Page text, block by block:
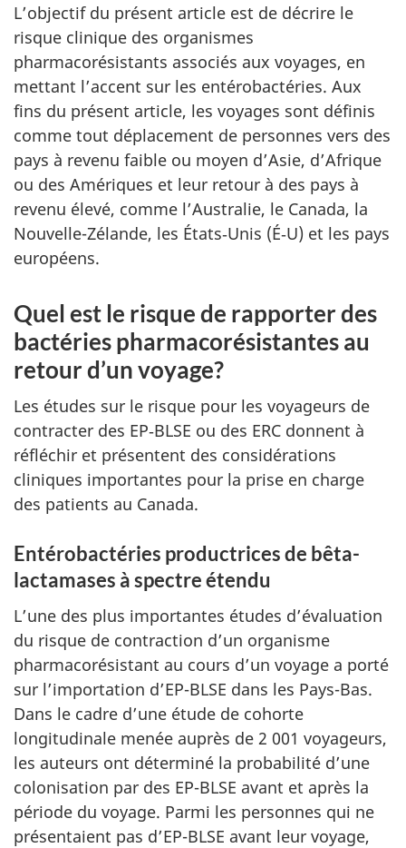
L’objectif du présent article est de décrire le
risque clinique des organismes
pharmacorésistants associés aux voyages, en
mettant l’accent sur les entérobactéries. Aux
fins du présent article, les voyages sont définis
comme tout déplacement de personnes vers des
pays à revenu faible ou moyen d’Asie, d’Afrique
ou des Amériques et leur retour à des pays à
revenu élevé, comme l’Australie, le Canada, la
Nouvelle-Zélande, les États‑Unis (É‑U) et les pays
européens.
Quel est le risque de rapporter des
bactéries pharmacorésistantes au
retour d’un voyage?
Les études sur le risque pour les voyageurs de
contracter des EP‑BLSE ou des ERC donnent à
réfléchir et présentent des considérations
cliniques importantes pour la prise en charge
des patients au Canada.
Entérobactéries productrices de bêta-
lactamases à spectre étendu
L’une des plus importantes études d’évaluation
du risque de contraction d’un organisme
pharmacorésistant au cours d’un voyage a porté
sur l’importation d’EP-BLSE dans les Pays-Bas.
Dans le cadre d’une étude de cohorte
longitudinale menée auprès de 2 001 voyageurs,
les auteurs ont déterminé la probabilité d’une
colonisation par des EP-BLSE avant et après la
période du voyage. Parmi les personnes qui ne
présentaient pas d’EP-BLSE avant leur voyage,